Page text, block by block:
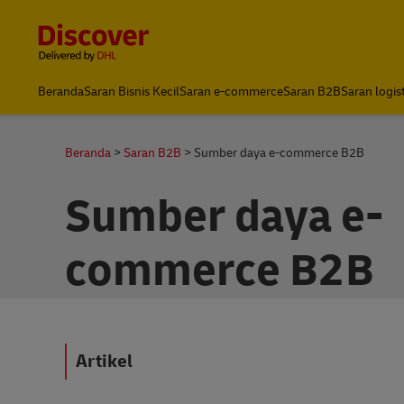
DHL Express Indonesia
BerandaSaran Bisnis KecilSaran e-commerceSaran B2BSaran
Beranda Saran B2B Sumber daya e-commerce B2B
Sumber daya e-
commerce B2B
Artikel